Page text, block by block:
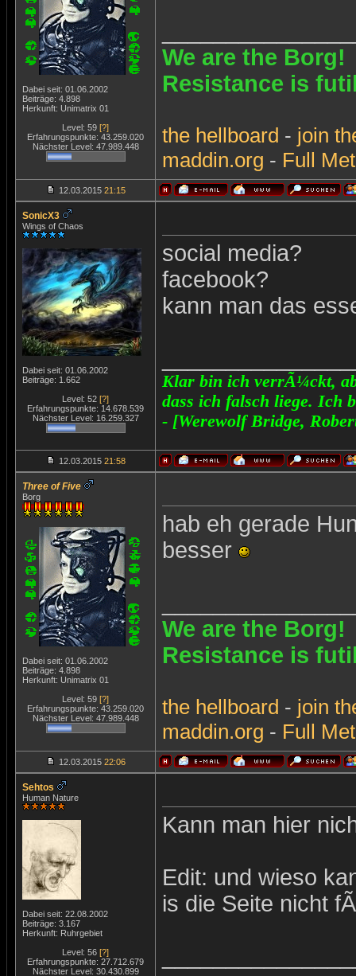
Dabei seit: 01.06.2002
Beiträge: 4.898
Herkunft: Unimatrix 01
Level: 59 [?]
Erfahrungspunkte: 43.259.020
Nächster Level: 47.989.448
We are the Borg!
Resistance is
the hellboard - join
maddin.org - Full
12.03.2015 21:15
SonicX3
Wings of Chaos
Dabei seit: 01.06.2002
Beiträge: 1.662
Level: 52 [?]
Erfahrungspunkte: 14.678.539
Nächster Level: 16.259.327
social media?
facebook?
kann man das
Klar bin ich verrÃ¼ckt,
dass ich falsch liege. Ich
- [Werewolf Bridge,
12.03.2015 21:58
Three of Five
Borg
Dabei seit: 01.06.2002
Beiträge: 4.898
Herkunft: Unimatrix 01
Level: 59 [?]
Erfahrungspunkte: 43.259.020
Nächster Level: 47.989.448
hab eh gerade
besser
We are the Borg!
Resistance is
the hellboard - join
maddin.org - Full
12.03.2015 22:06
Sehtos
Human Nature
Dabei seit: 22.08.2002
Beiträge: 3.167
Herkunft: Ruhrgebiet
Level: 56 [?]
Erfahrungspunkte: 27.712.679
Nächster Level: 30.430.899
Kann man hier
Edit: und wieso
is die Seite nicht